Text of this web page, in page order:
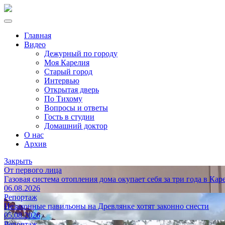
Главная
Видео
Дежурный по городу
Моя Карелия
Старый город
Интервью
Открытая дверь
По Тихому
Вопросы и ответы
Гость в студии
Домашний доктор
О нас
Архив
Закрыть
От первого лица
Газовая система отопления дома окупает себя за три года в
06.08.2026
Репортаж
Незаконные павильоны на Древлянке хотят законно снести
05.08.2026